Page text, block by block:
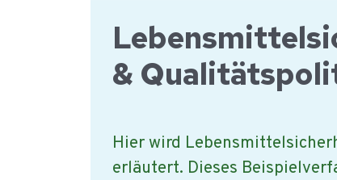
Kontrolle
?
&
Hier wird
erläutert. Dieses